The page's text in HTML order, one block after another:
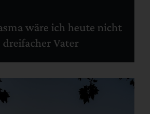
wäre ich heute nicht
dreifacher Vater